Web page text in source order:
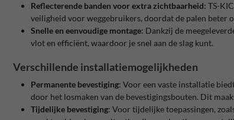
Reflecterende banden voor extra zichtbaarheid: TS-
veiligheid voor weggebruikers, doordat de palen beter
Snelle en eenvoudige montage: Dankzij de
vlot en efficiënt, waardoor je snel aan de slag kunt.
Verschillende installatiemogelijkheden
Permanente bevestiging: Voor een vaste installatie
door het losmaken van de bevestigingsbouten. Dit
Tijdelijke bevestiging: Voor tijdelijke toepassingen,